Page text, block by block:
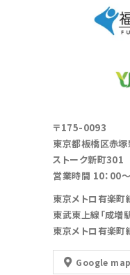
〒175-0093
東京都板橋区赤
ストーク新町301
営業時間 10：00
東京メトロ有楽町
東武東上線「成増
東京メトロ有楽町
Google map